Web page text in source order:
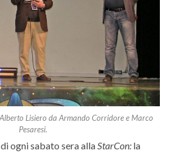
Lisiero da Armando Corridore e Marco
Pesaresi.
ogni sabato sera alla StarCon: la